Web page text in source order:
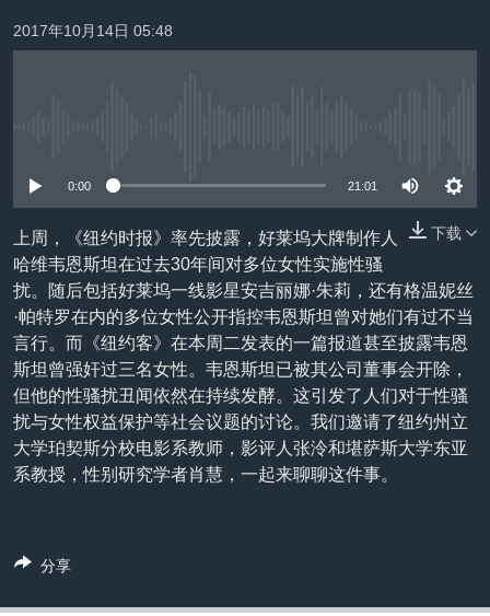
转
到
检
最新国际新闻
非洲
美洲
全球议题
分类新闻
军事
劳工
环境
国会报道
美中关系
美国建国250周年
埃博拉疫情
美国之音专访
重要讲话与声明
台海两岸关系
南中国海争端
VOA今日焦点
中文广播
关注我们
其他语言网站
2017年10月14日 05:48
0:00 21:01
下载
上周，《纽约时报》率先披露，好莱坞大牌制作人
哈维韦恩斯坦在过去30年间对多位女性实施性骚
扰。随后包括好莱坞一线影星安吉丽娜·朱莉，还有格温妮丝
·帕特罗在内的多位女性公开指控韦恩斯坦曾对她们有过不当
言行。而《纽约客》在本周二发表的一篇报道甚至披露韦恩
斯坦曾强奸过三名女性。韦恩斯坦已被其公司董事会开除，
但他的性骚扰丑闻依然在持续发酵。这引发了人们对于性骚
扰与女性权益保护等社会议题的讨论。我们邀请了纽约州立
大学珀契斯分校电影系教师，影评人张泠和堪萨斯大学东亚
系教授，性别研究学者肖慧，一起来聊聊这件事。
分享